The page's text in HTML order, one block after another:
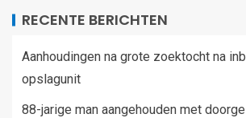
RECENTE BERICHTEN
Aanhoudingen na grote zoektocht na
opslagunit
88-jarige man aangehouden met